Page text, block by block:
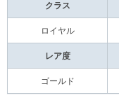
クラス
ロイヤル
レア度
ゴールド